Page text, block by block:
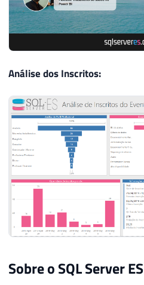
Análise dos Inscritos:
Sobre o SQL Server ES